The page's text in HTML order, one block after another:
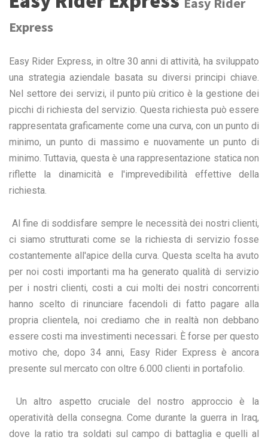
Express
Easy Rider Express, in oltre 30 anni di attività, ha sviluppato
una strategia aziendale basata su diversi principi chiave.
Nel settore dei servizi, il punto più critico è la gestione dei
picchi di richiesta del servizio. Questa richiesta può essere
rappresentata graficamente come una curva, con un punto di
minimo, un punto di massimo e nuovamente un punto di
minimo. Tuttavia, questa è una rappresentazione statica non
riflette la dinamicità e l'imprevedibilità effettive della
richiesta.
Al fine di soddisfare sempre le necessità dei nostri clienti,
ci siamo strutturati come se la richiesta di servizio fosse
costantemente all'apice della curva. Questa scelta ha avuto
per noi costi importanti ma ha generato qualità di servizio
per i nostri clienti, costi a cui molti dei nostri concorrenti
hanno scelto di rinunciare facendoli di fatto pagare alla
propria clientela, noi crediamo che in realtà non debbano
essere costi ma investimenti necessari. È forse per questo
motivo che, dopo 34 anni, Easy Rider Express è ancora
presente sul mercato con oltre 6.000 clienti in portafolio.
Un altro aspetto cruciale del nostro approccio è la
operatività della consegna. Come durante la guerra in Iraq,
dove la ratio tra soldati sul campo di battaglia e quelli al